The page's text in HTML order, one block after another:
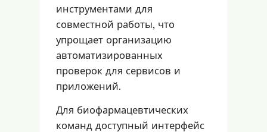
инструментами для
совместной работы, что
упрощает организацию
автоматизированных
проверок для сервисов и
приложений.
Для биофармацевтических
команд доступный интерфейс